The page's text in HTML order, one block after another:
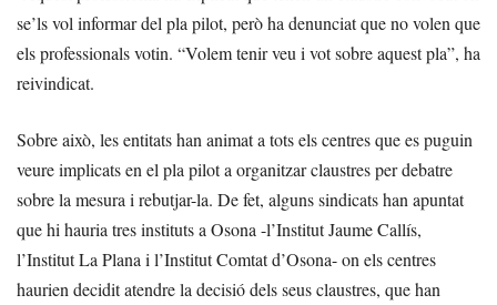
se’ls vol informar del pla pilot, però ha denunciat que no volen que
els professionals votin. “Volem tenir veu i vot sobre aquest pla”, ha
reivindicat.
Sobre això, les entitats han animat a tots els centres que es puguin
veure implicats en el pla pilot a organitzar claustres per debatre
sobre la mesura i rebutjar-la. De fet, alguns sindicats han apuntat
que hi hauria tres instituts a Osona -l’Institut Jaume Callís,
l’Institut La Plana i l’Institut Comtat d’Osona- on els centres
haurien decidit atendre la decisió dels seus claustres, que han